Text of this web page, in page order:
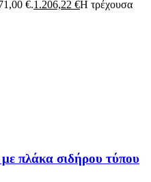
€.1.206,22 €Η τρέχουσα
πλάκα σιδήρου τύπου